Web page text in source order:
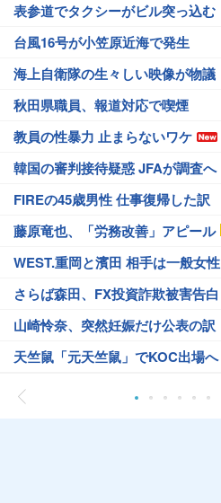
表参道でタクシーがビル突っ込む
台風16号が小笠原近海で発生
海上自衛隊の生々しい映像が物議
秋田県職員、報道対応で喫煙
教員の性暴力 止まらないワケ
韓国の審判接待疑惑 JFAが調査へ
FIREの45歳男性 仕事復帰した訳
藤原竜也、「労務改善」アピール
WEST.重岡と濱田 相手は一般女性
さらば森田、FX投資詐欺被害告白
山崎怜奈、突然妊娠だけ公表の訳
天竺鼠「元天竺鼠」でKOC出場へ